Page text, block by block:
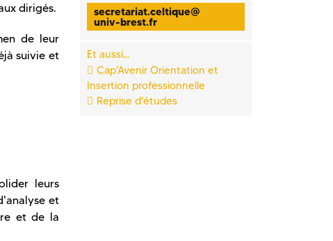
dirigés.
de leur
suivie et
leurs
et
et de la
secretariat.celtique@
univ-brest.fr
Et aussi...
Cap'Avenir Orientation et
Insertion professionnelle
Reprise d'études